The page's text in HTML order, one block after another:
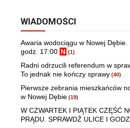
WIADOMOŚCI
Awaria wodociągu w Nowej
godz. 17:00 N (1)
Radni odrzucili referendum w
To jednak nie kończy sprawy (40)
Pierwsze zebrania mieszkańców
w Nowej Dębie (19)
W CZWARTEK I PIĄTEK CZĘŚĆ
PRĄDU. SPRAWDŹ ULICE I